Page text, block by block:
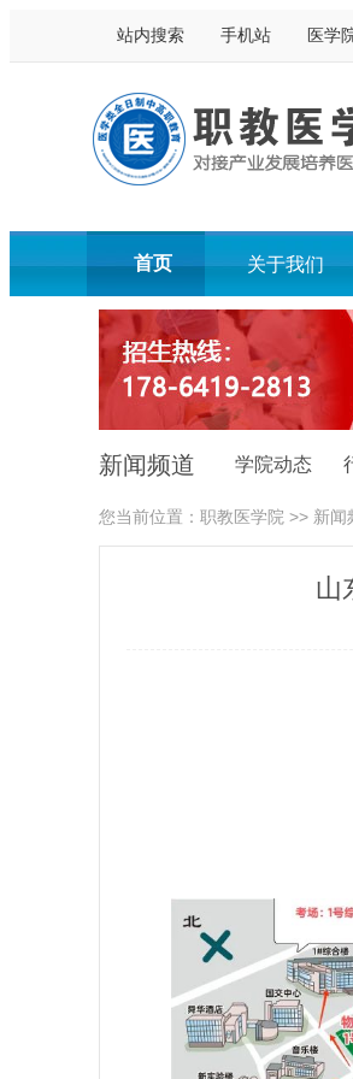
站内搜索 手机站 医学
首页 关于我们
在线报名 报考问答
新闻频道 学院动态
您当前位置： 职教医学院 >> 新闻
山